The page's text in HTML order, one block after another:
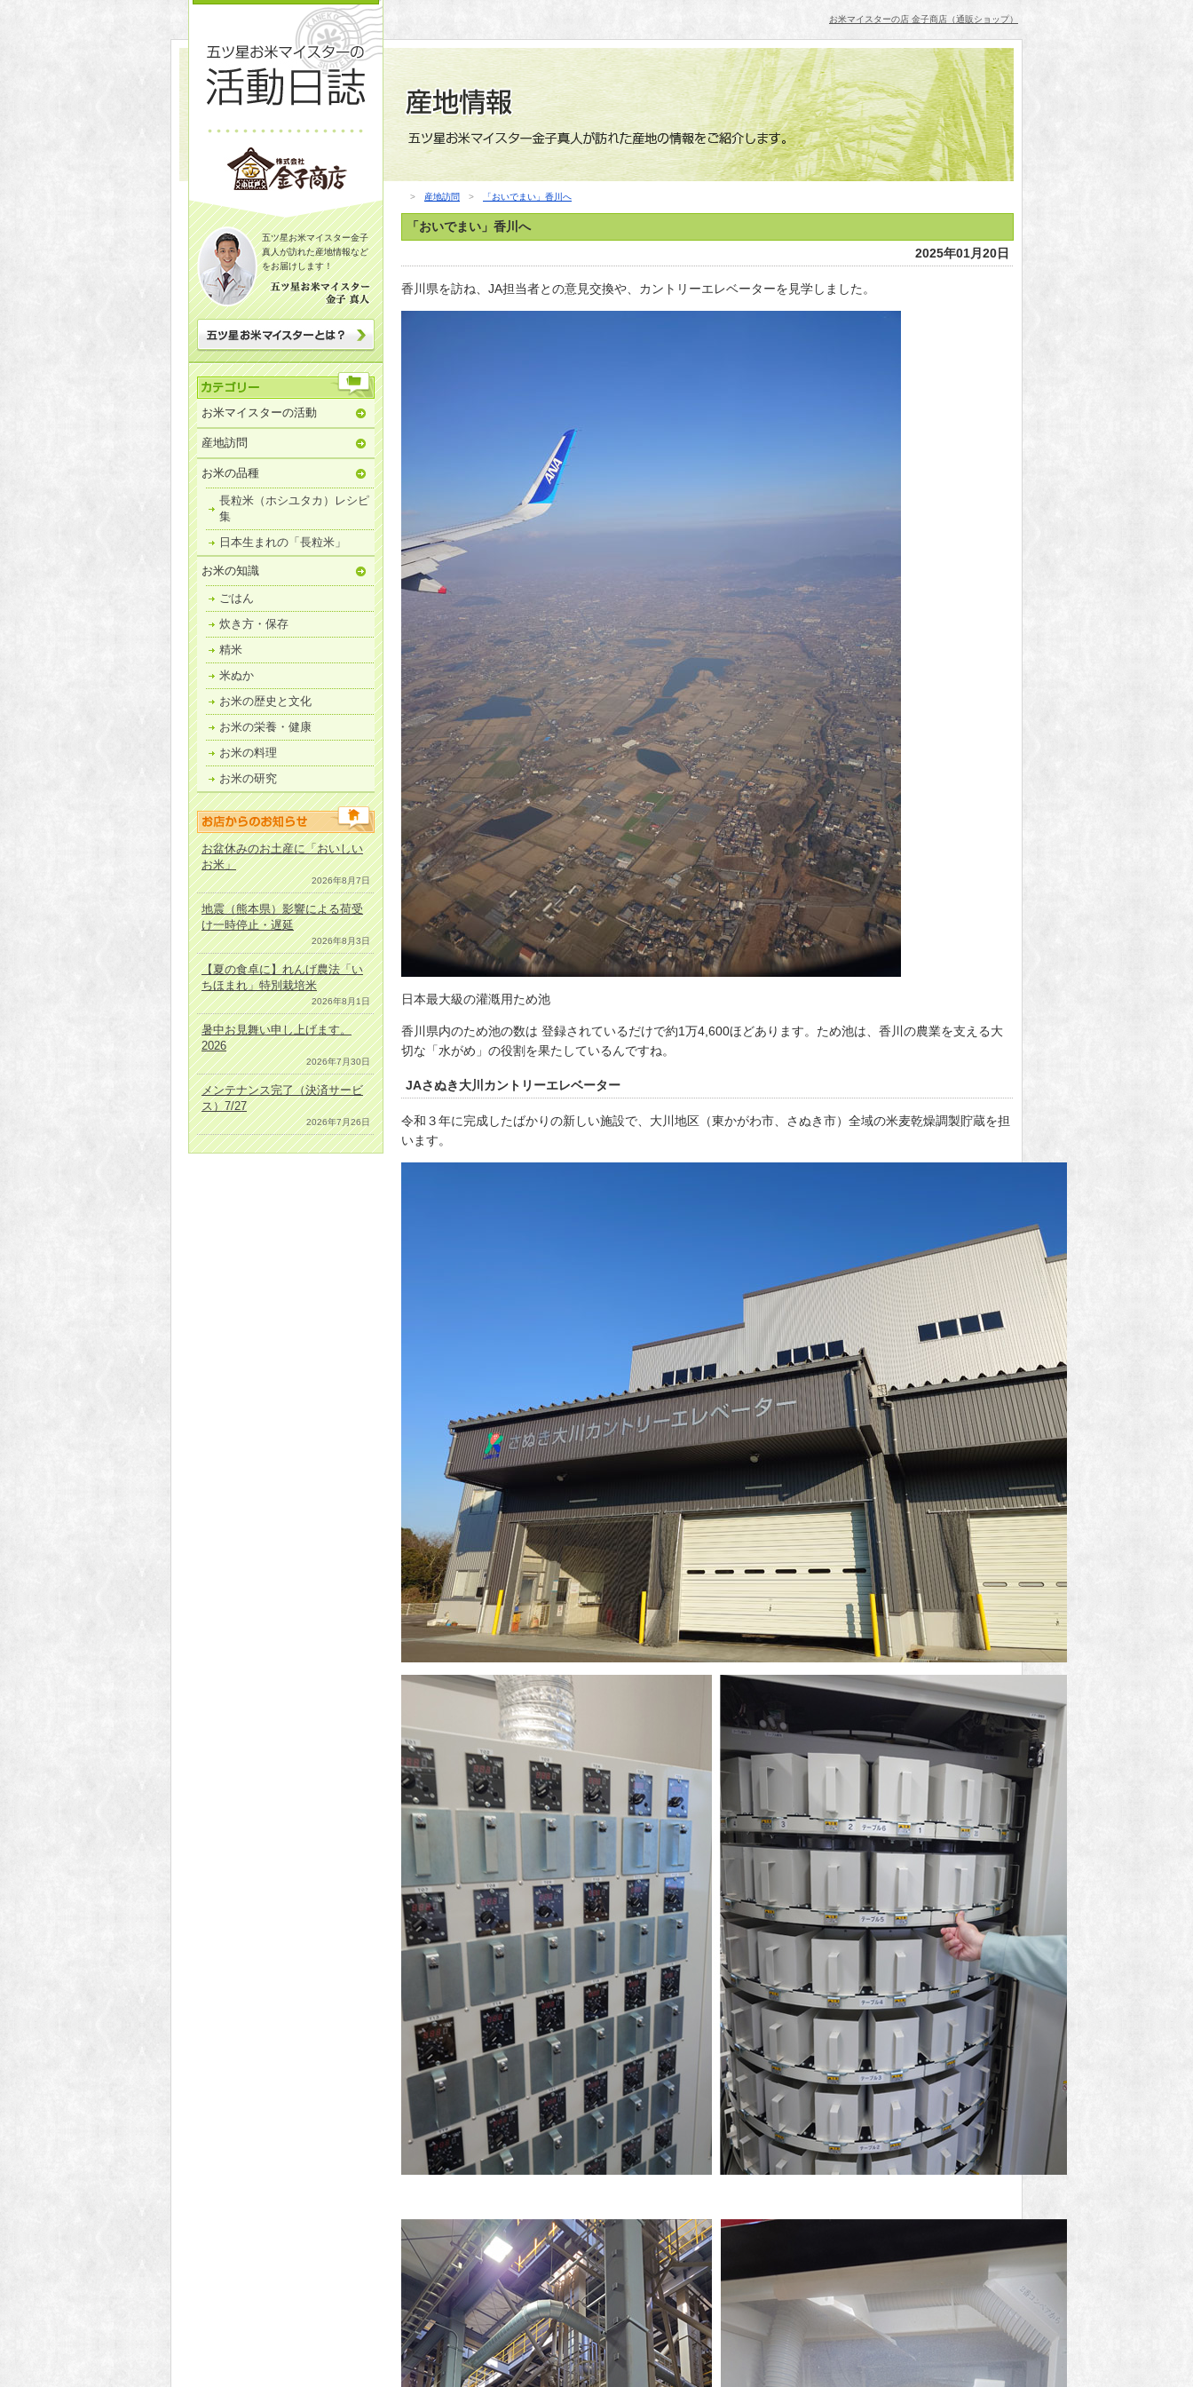
五ツ星お米マイスター金子
真人が訪れた産地情報など
をお届けします！
お米マイスターの店 金子商店（通販ショップ）
お米マイスターの活動
産地訪問
お米の品種
長粒米（ホシユタカ）レシピ
集
日本生まれの「長粒米」
お米の知識
ごはん
炊き方・保存
精米
米ぬか
お米の歴史と文化
お米の栄養・健康
お米の料理
お米の研究
お盆休みのお土産に「おいしい
お米」
2026年8月7日
地震（熊本県）影響による荷受
け一時停止・遅延
2026年8月3日
【夏の食卓に】れんげ農法「い
ちほまれ」特別栽培米
2026年8月1日
暑中お見舞い申し上げます。
2026
2026年7月30日
メンテナンス完了（決済サービ
ス）7/27
2026年7月26日
> 産地訪問 > 「おいでまい」香川へ
「おいでまい」香川へ
2025年01月20日
香川県を訪ね、JA担当者との意見交換や、カントリーエレベーターを見学しました。
日本最大級の灌漑用ため池
香川県内のため池の数は 登録されているだけで約1万4,600ほどあります。ため池は、香川の農業を支える大
切な「水がめ」の役割を果たしているんですね。
JAさぬき大川カントリーエレベーター
令和３年に完成したばかりの新しい施設で、大川地区（東かがわ市、さぬき市）全域の米麦乾燥調製貯蔵を担
います。